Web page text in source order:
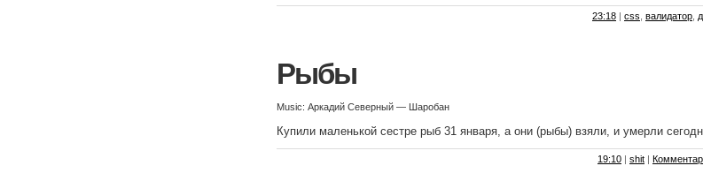
23:18 | css валидатор
Рыбы
Music: Аркадий Северный — Шаробан
Купили маленькой сестре рыб 31 января, а они (рыбы) взяли, и умерли
19:10 | shit |